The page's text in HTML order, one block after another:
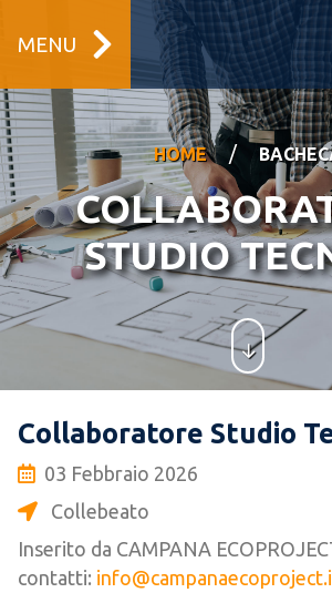
MENU
HOME /
STUDIO
Collaboratore Studio
03 Febbraio 2026
Collebeato
Inserito da CAMPANA
contatti: